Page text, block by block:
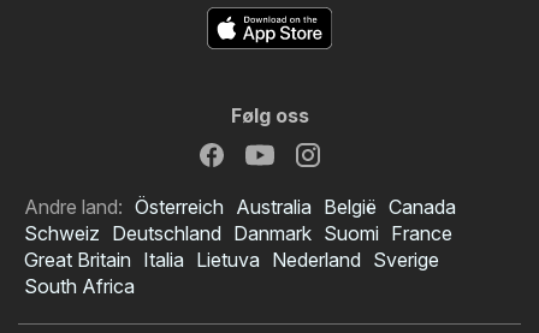
Følg oss
Andre land: Österreich Australia België Canada
Schweiz Deutschland Danmark Suomi France
Great Britain Italia Lietuva Nederland Sverige
South Africa